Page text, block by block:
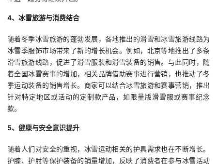
4、冰雪旅游与消费结合
随着冬季冰雪旅游的蓬勃发展，各地推出的滑雪和冰雪旅游线路为
冰雪季服饰市场带来了新的增长机会。例如，北京等地推出了多条
滑雪旅游线路，促进了滑雪服装和滑雪装备的销售。与此同时，随
着全国冰雪赛事的增加，相关品牌借助赛事进行营销，也推动了冬
季运动装备的销售增长。商家可以结合冰雪旅游和赛事营销，推出
针对特定地区或活动的定制款产品，如限量版滑雪服或赛事纪念
款。
5、健康与安全意识提升
随着人们对安全的重视，冰雪运动相关的护具需求也在不断增长。
护膝、护肘等保护装备的销量增加，反映了消费者在参与冰雪活动